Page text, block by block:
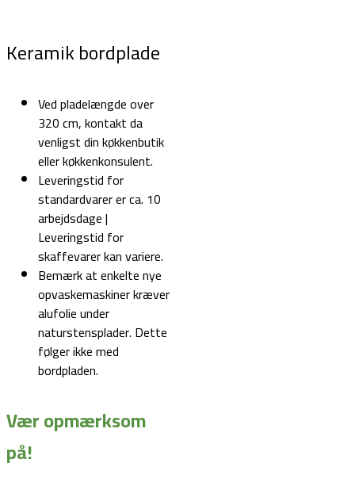
Keramik bordplade
Ved pladelængde over
320 cm, kontakt da
venligst din køkkenbutik
eller køkkenkonsulent.
Leveringstid for
standardvarer er ca. 10
arbejdsdage |
Leveringstid for
skaffevarer kan variere.
Bemærk at enkelte nye
opvaskemaskiner kræver
alufolie under
naturstensplader. Dette
følger ikke med
bordpladen.
Vær opmærksom
på!